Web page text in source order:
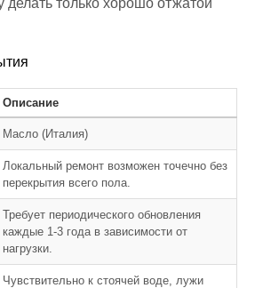
делать только хорошо отжатой
Описание
Масло (Италия)
Локальный ремонт возможен точечно без
перекрытия всего пола.
Требует периодического обновления
каждые 1-3 года в зависимости от
нагрузки.
Чувствительно к стоячей воде, лужи